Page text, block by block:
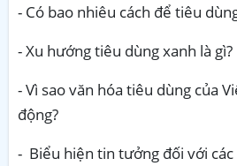
- Có bao nhiêu cách để tiêu
- Xu hướng tiêu dùng xanh là gì?
- Vì sao văn hóa tiêu dùng của
động?
- Biểu hiện tin tưởng đối với các